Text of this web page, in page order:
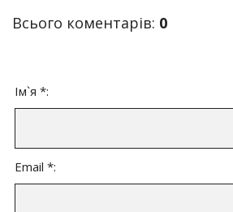
Всього коментарів: 0
Ім`я *:
Email *: